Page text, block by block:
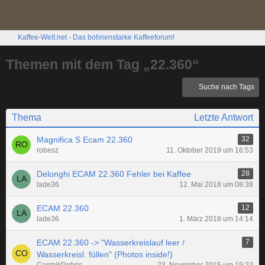
Kaffee-Welt.net - Das bohnenstarke Kaffeeforum!
Themen mit dem Tag „22.360“
Suche nach Tags
Thema Letzte Antwort
Magnifica S Ecam 22.360
32
robesz
11. Oktober 2019 um 16:53
Delonghi ECAM 22.360 Fehler bei Kaffee
28
lade36
12. Mai 2018 um 08:38
ECAM 22.360
12
lade36
1. März 2018 um 14:14
ECAM 22.360 -> "Wasserkreislauf leer /
Wasserkreisl. füllen" (Photos inside!)
7